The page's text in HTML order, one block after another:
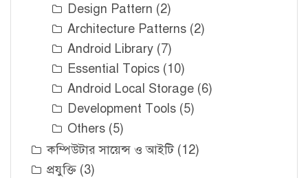
Design Pattern (2)
Architecture Patterns (2)
Android Library (7)
Essential Topics (10)
Android Local Storage (6)
Development Tools (5)
Others (5)
কম্পিউটার সায়েন্স ও আইটি(12)
প্রযুক্তি (3)